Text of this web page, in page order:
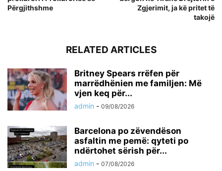
Përgjithshme
Zgjerimit, ja kë pritet të
takojë
RELATED ARTICLES
Britney Spears rrëfen për
marrëdhënien me familjen: Më
vjen keq për...
admin - 09/08/2026
Barcelona po zëvendëson
asfaltin me pemë: qyteti po
ndërtohet sërish për...
admin - 07/08/2026